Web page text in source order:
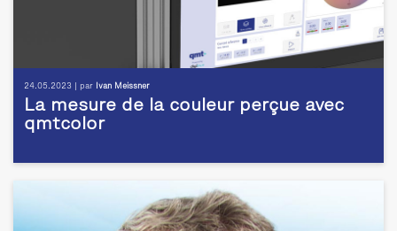
24.05.2023 | par Ivan Meissner
La mesure de la couleur perçue avec
qmtcolor